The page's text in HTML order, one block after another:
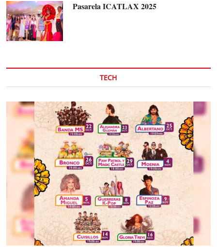
Pasarela ICATLAX 2025
TECH